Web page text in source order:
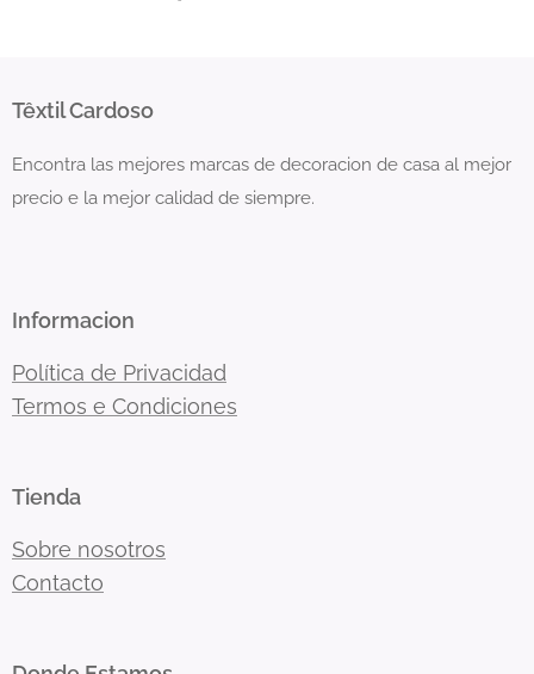
Têxtil Cardoso
Encontra las mejores marcas de decoracion de casa al mejor
precio e la mejor calidad de siempre.
Informacion
Política de Privacidad
Termos e Condiciones
Tienda
Sobre nosotros
Contacto